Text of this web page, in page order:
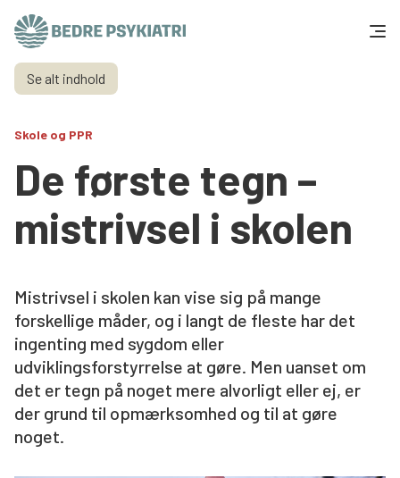
Skip to content
Få hjælp
Tal og fakta
Om os
Vær med
Presse og politik
Støt os
Se alt indhold
Skole og PPR
De første tegn –
mistrivsel i skolen
Mistrivsel i skolen kan vise sig på mange
forskellige måder, og i langt de fleste har det
ingenting med sygdom eller
udviklingsforstyrrelse at gøre. Men uanset om
det er tegn på noget mere alvorligt eller ej, er
der grund til opmærksomhed og til at gøre
noget.